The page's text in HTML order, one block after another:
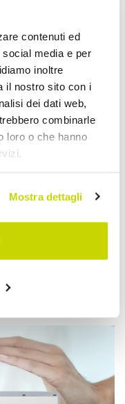
contenuti ed
media e per
inoltre
il nostro sito con i
dei dati web,
combinarle
loro o che hanno
Mostra dettagli